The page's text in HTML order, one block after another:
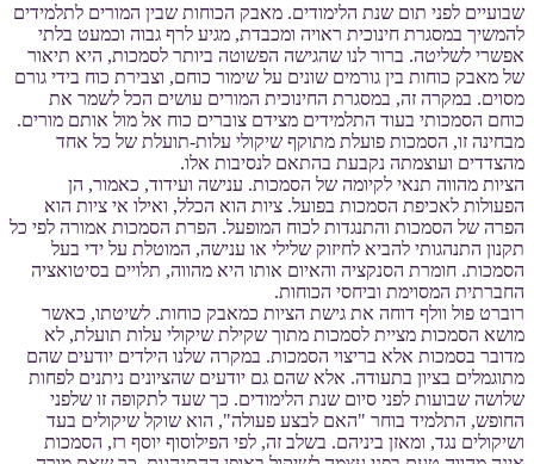
שבועיים לפני תום שנת הלימודים. מאבק הכוחות שבין המורים לתלמידים
להמשיך במסגרת חינוכית ראויה ומכבדת, מגיע לרף גבוה וכמעט בלתי
אפשרי לשליטה. ברור לנו שהגישה הפשוטה ביותר לסמכות, היא תיאור
של מאבק כוחות בין גורמים שונים על שימור כוחם, וצבירת כוח בידי גורם
מסוים. במקרה זה, במסגרת החינוכית המורים עושים הכל לשמר את
כוחם הסמכותי בעוד התלמידים מצידם צוברים כוח אל מול אותם מורים.
מבחינה זו, הסמכות פועלת מתוקף שיקולי עלות-תועלת של כל אחד
מהצדדים ועוצמתה נקבעת בהתאם לנסיבות אלו.
הציות מהווה תנאי לקיומה של הסמכות. ענישה ועידוד, כאמור, הן
הפעולות לאכיפת הסמכות בפועל. ציות הוא הכלל, ואילו אי ציות הוא
הפרה של הסמכות והתנגדות לכוח המופעל. הפרת הסמכות אמורה לפי כל
תקנון התנהגותי להביא לחיזוק שלילי או ענישה, המוטלת על ידי בעל
הסמכות. חומרת הסנקציה והאיום אותו היא מהווה, תלויים בסיטואציה
החברתית המסוימת וביחסי הכוחות.
רוברט פול וולף דוחה את גישת הציות כמאבק כוחות. לשיטתו, כאשר
מושא הסמכות מציית לסמכות מתוך שקילת שיקולי עלות תועלת, לא
מדובר בסמכות אלא בריצוי הסמכות. במקרה שלנו הילדים יודעים שהם
מתוגמלים בציון בתעודה. אלא שהם גם יודעים שהציונים ניתנים לפחות
שלושה שבועות לפני סיום שנת הלימודים. כך שעד לתקופה זו שלפני
החופש, התלמיד בוחר "האם לבצע פעולה", הוא שוקל שיקולים בעד
ושיקולים נגד, ומאזן ביניהם. בשלב זה, לפי הפילוסוף יוסף רז, הסמכות